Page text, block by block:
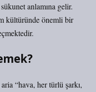
anlamına gelir.
kültüründe önemli bir
“hava, her türlü şarkı,